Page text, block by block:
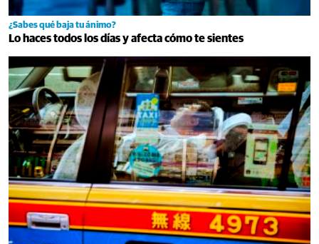
¿Sabes qué baja tu ánimo?
Lo haces todos los días y afecta cómo te sientes